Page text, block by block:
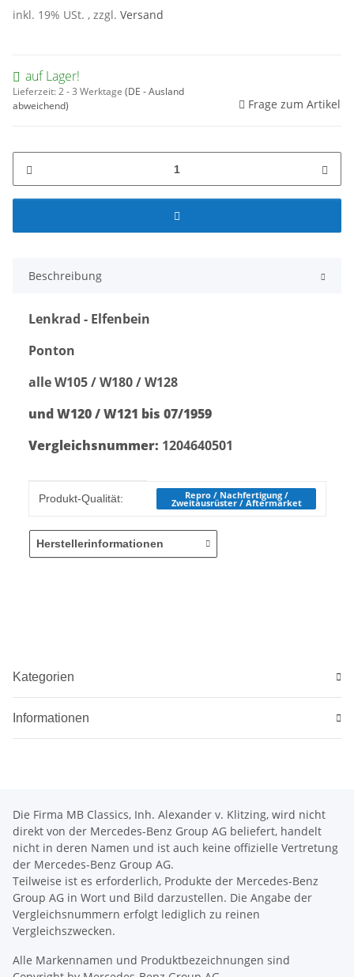
inkl. 19% USt. , zzgl. Versand
auf Lager!
Lieferzeit:2 - 3 Werktage (DE - Ausland
abweichend)
Frage zum Artikel
Beschreibung
Lenkrad - Elfenbein
Ponton
alle W105 / W180 / W128
und W120 / W121 bis 07/1959
Vergleichsnummer: 1204640501
Produkteigenschaft
Wert
Produkt-Qualität: Repro / Nachfertigung /
Zweitausrüster / Aftermarket
Herstellerinformationen
Kategorien
Informationen
Die Firma MB Classics, Inh. Alexander v. Klitzing, wird nicht
direkt von der Mercedes-Benz Group AG beliefert, handelt
nicht in deren Namen und ist auch keine offizielle Vertretung
der Mercedes-Benz Group AG.
Teilweise ist es erforderlich, Produkte der Mercedes-Benz
Group AG in Wort und Bild darzustellen. Die Angabe der
Vergleichsnummern erfolgt lediglich zu reinen
Vergleichszwecken.
Alle Markennamen und Produktbezeichnungen sind